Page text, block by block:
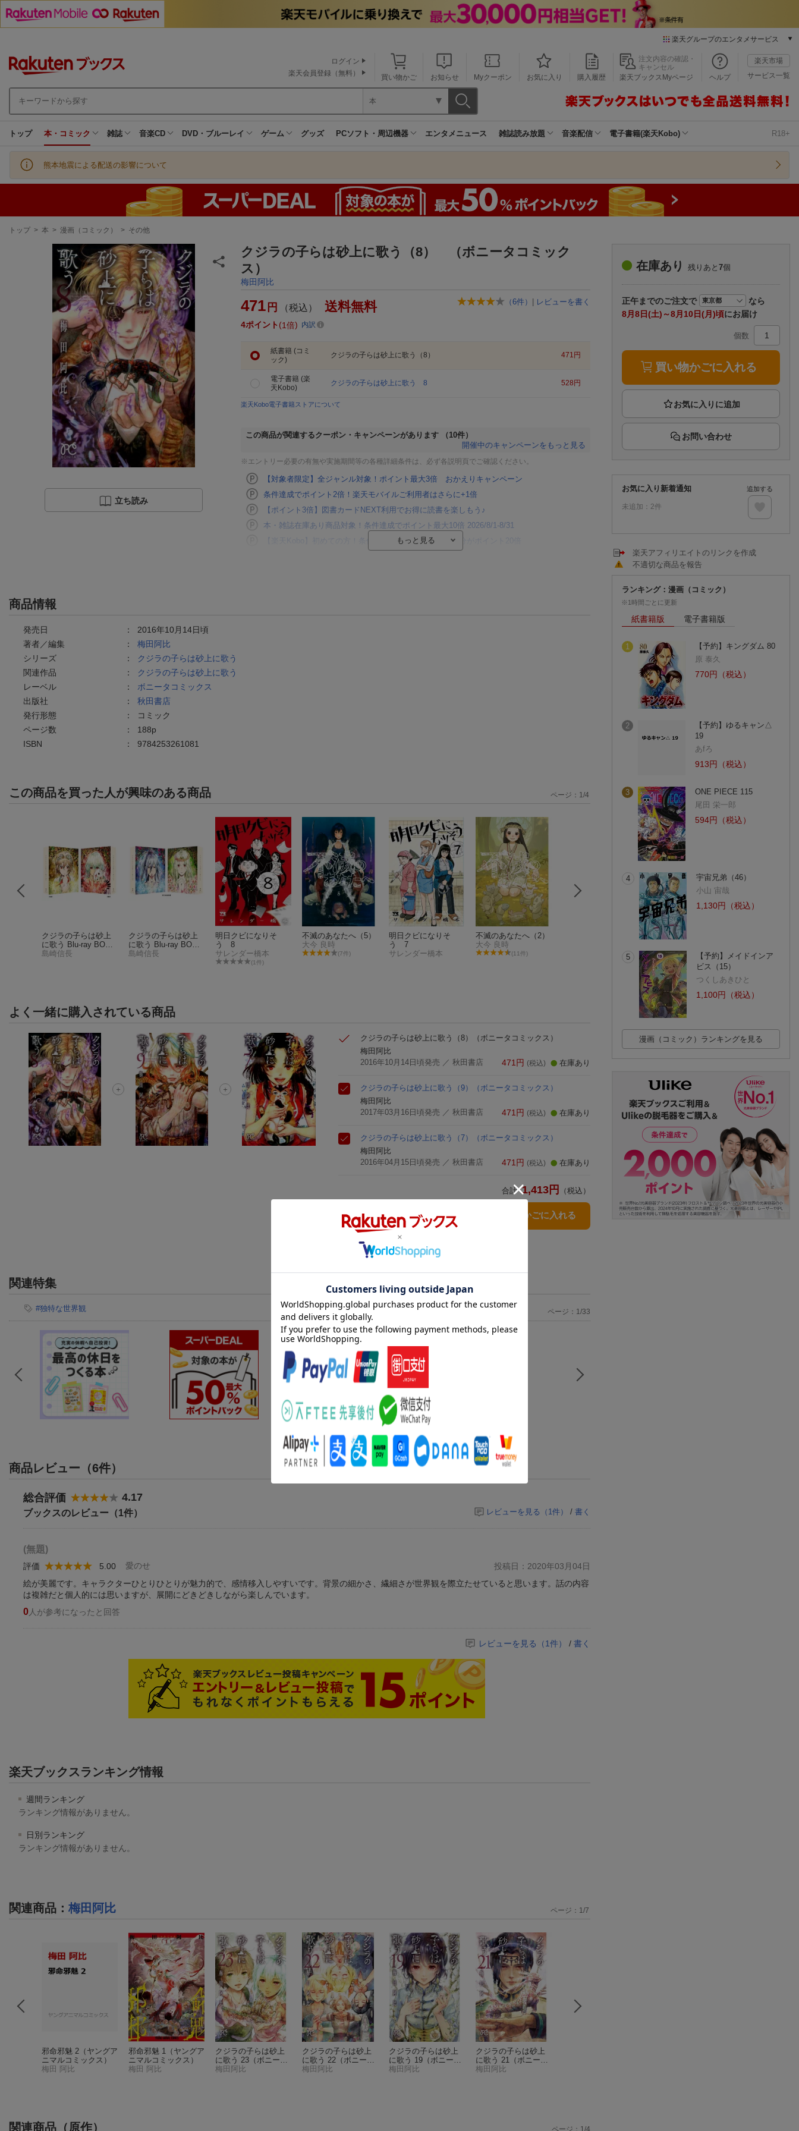
楽天グループのエンタメサービス
本/ゲーム/CD/DVD
楽天ブックス
楽天Kobo
楽天チケット
エンタメニュース
推し楽
買い物かご お知らせ Myクーポン お気に入り 購入履歴
注文内容の確認・
キャンセル
楽天ブックスMyページ
ヘルプ
楽天市場
サービス一覧
ログイン
楽天会員登録（無料）
本
トップ 本・コミック 雑誌 音楽CD DVD・ブルーレイ ゲーム グッズ PCソフト・周辺機器 エンタメニュース 雑誌読み放題 音楽配信 電子書籍(楽天Kobo) R18+
熊本地震による配送の影響について
現
トップ > 本 > 漫画（コミック） > その他
立ち読み
クジラの子らは砂上に歌う（8） （ボニータコミック
ス）
梅田阿比
（6件） | レビューを書く
471 円 （税込） 送料無料
4ポイント 1倍 内訳
紙書籍 (コミ
ック)
クジラの子らは砂上に歌う（8） 471 円
電子書籍 (楽
天Kobo)
クジラの子らは砂上に歌う 8 528 円
楽天Kobo電子書籍ストアについて
この商品が関連するクーポン・キャンペーンがあります
（10件）
開催中のキャンペーンをもっと見る
※エントリー必要の有無や実施期間等の各種詳細条件は、必ず各説明頁でご確認ください。
【対象者限定】全ジャンル対象！ポイント最大3倍 おかえりキャンペーン
条件達成でポイント2倍！楽天モバイルご利用者はさらに+1倍
【ポイント3倍】図書カードNEXT利用でお得に読書を楽しもう♪
本・雑誌在庫あり商品対象！条件達成でポイント最大10倍 2026/8/1-8/31
【楽天Kobo】初めての方！条件達成で楽天ブックス購入分がポイント20倍
商品情報
発売日 ： 2016年10月14日頃
著者／編集
： 梅田阿比
シリーズ
：
クジラの子らは砂上に歌う
関連作品
：
クジラの子らは砂上に歌う
レーベル
： ボニータコミックス
出版社
： 秋田書店
発行形態
：
コミック
ページ数
： 188p
ISBN
： 9784253261081
この商品を買った人が興味のある商品
クジラの子らは砂上
に歌う Blu-ray BOX 1
(特装限定版 )【Blu-ra
島崎信長
クジラの子らは砂上
に歌う Blu-ray BOX 2
＜最終巻＞(特装限定
島崎信長
明日クビになりそ
う 8
サレンダー橋本
(1件)
不滅のあなたへ（5）
大今 良時
(7件)
明日クビになりそ
う 7
サレンダー橋本
不滅のあなたへ（2）
大今 良時
(11件)
不滅のあなたへ（4）
(11件) (9件)
ページ： 1/4
よく一緒に購入されている商品
クジラの子らは砂上に歌う（8）
（ボニータコミックス）
梅田阿比
2016年10月14日頃発売 ／ 秋田書店 471 円 (税込) 在庫あり
クジラの子らは砂上に歌う（9）
（ボニータコミックス）
梅田阿比
2017年03月16日頃発売 ／ 秋田書店 471 円 (税込) 在庫あり
クジラの子らは砂上に歌う（7）
（ボニータコミックス）
梅田阿比
2016年04月15日頃発売 ／ 秋田書店 471 円 (税込) 在庫あり
合計 1,413 円 （税込）
3点とも買い物かごに入れる
関連特集
#独特な世界観 ページ：1/33
商品レビュー（6件）
総合評価 4.17
ブックスのレビュー（1件） レビューを見る（ 1 件） / 書く
(無題)
愛のせ
評価 5.00
投稿日：2020年03月04日
絵が美麗です。キャラクターひとりひとりが魅力的で、感情移入しやすいです。背景の細かさ、繊細さが世界観を際立たせていると思います。話の内容
は複雑だと個人的には思いますが、展開にどきどきしながら楽しんでいます。
0 人が参考になったと回答
レビューを見る（1件） / 書く
楽天ブックスランキング情報
週間ランキング
ランキング情報がありません。
日別ランキング
ランキング情報がありません。
関連商品 ： 梅田阿比
邪命邪魅 2 （ヤングア
ニマルコミックス）
梅田 阿比
邪命邪魅 1
（ヤングア
ニマルコミックス）
梅田 阿比
クジラの子らは砂上
に歌う 23 （ボニー
タ・コミックス）
梅田阿比
クジラの子らは砂上
に歌う 22 （ボニー
タ・コミックス）
梅田阿比
クジラの子らは砂上
に歌う 19 （ボニー
タ・コミックス）
梅田阿比
クジラの子らは砂上
に歌う 21
（ボニー
タ・コミックス）
梅田阿比
ページ： 1/7
関連商品（原作） ページ：1/4
在庫あり 残りあと 7個
正午までのご注文で
なら
8月8日(土)～8月10日(月)頃にお届け
個数
買い物かごに入れる
お問い合わせ
お気に入り新着通知
未追加： 2件
追加する
楽天アフィリエイトのリンクを作成
不適切な商品を報告
ランキング：漫画（コミック）
※1時間ごとに更新
紙書籍版 電子書籍版
1
【予約】キングダム 80
原 泰久
770円（税込）
2
【予約】ゆるキャン△
19
あfろ
913円（税込）
3
ONE PIECE 115
尾田 栄一郎
594円（税込）
4
宇宙兄弟（46）
小山 宙哉
1,130円（税込）
5
【予約】メイドインア
ビス（15）
つくしあきひと
1,100円（税込）
漫画（コミック）ランキングを見る